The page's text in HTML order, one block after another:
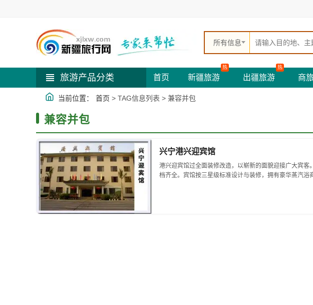
所有信息
旅游产品分类 首页 新疆旅游
热
出疆旅游
热
商
当前位置： 首页 > TAG信息列表 > 兼容并包
兼容并包
兴宁港兴迎宾馆
港兴迎宾馆过全面装修改造，以崭新的面貌迎接广大宾客
档齐全。宾馆按三星级标准设计与装修，拥有豪华蒸汽浴